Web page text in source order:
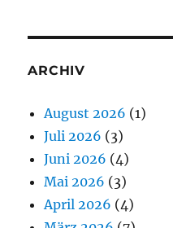
ARCHIV
August 2026 (1)
Juli 2026 (3)
Juni 2026 (4)
Mai 2026 (3)
April 2026 (4)